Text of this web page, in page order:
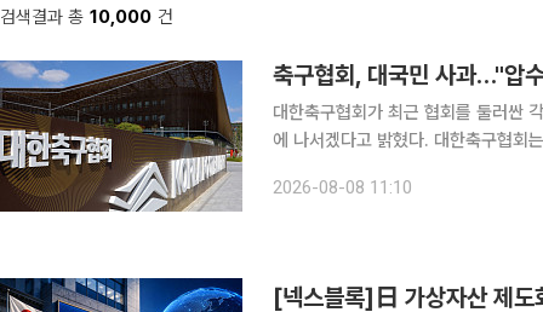
검색결과 총 10,000 건
축구협회, 대국민 사과…"압
대한축구협회가 최근 협회를 둘러싼
에 나서겠다고 밝혔다. 대한축구협회는 8일 '축구팬 및 축구 관계자 여러분께 드리는 글'을 통해
2026-08-08 11:10